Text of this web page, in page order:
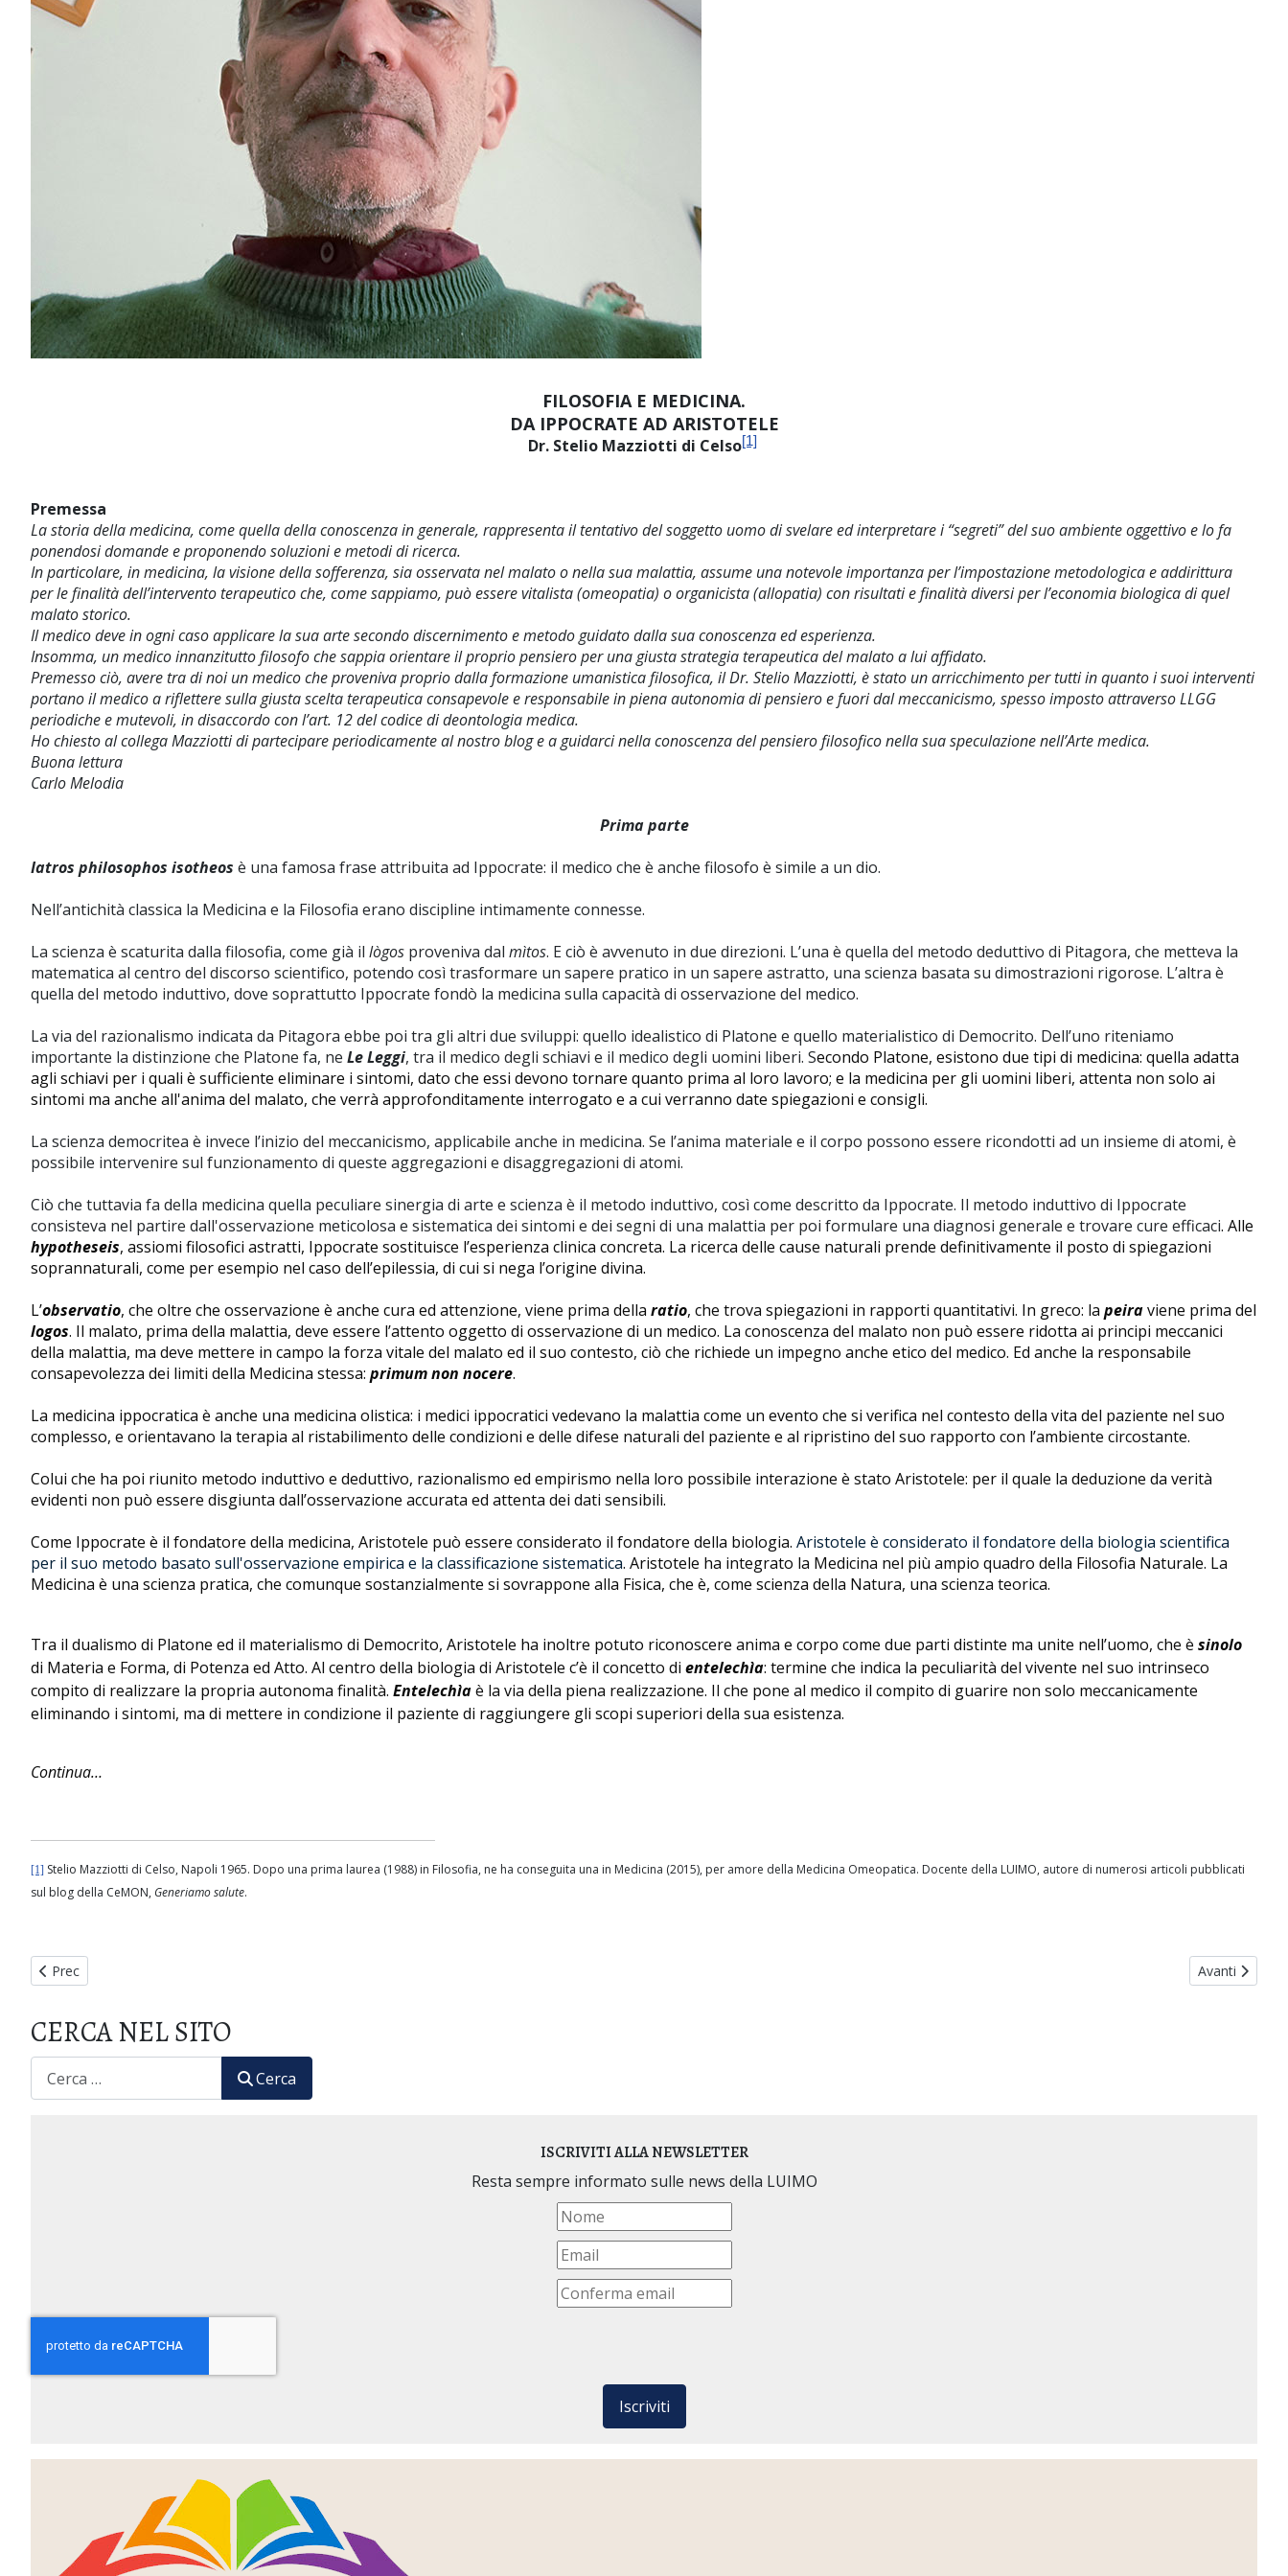
FILOSOFIA E MEDICINA.
DA IPPOCRATE AD ARISTOTELE
Dr. Stelio Mazziotti di Celso[1]
Premessa
La storia della medicina, come quella della conoscenza in generale, rappresenta il tentativo del soggetto uomo di svelare ed interpretare i “segreti” del suo ambiente oggettivo e lo fa
ponendosi domande e proponendo soluzioni e metodi di ricerca.
In particolare, in medicina, la visione della sofferenza, sia osservata nel malato o nella sua malattia, assume una notevole importanza per l’impostazione metodologica e addirittura
per le finalità dell’intervento terapeutico che, come sappiamo, può essere vitalista (omeopatia) o organicista (allopatia) con risultati e finalità diversi per l’economia biologica di quel
malato storico.
Il medico deve in ogni caso applicare la sua arte secondo discernimento e metodo guidato dalla sua conoscenza ed esperienza.
Insomma, un medico innanzitutto filosofo che sappia orientare il proprio pensiero per una giusta strategia terapeutica del malato a lui affidato.
Premesso ciò, avere tra di noi un medico che proveniva proprio dalla formazione umanistica filosofica, il Dr. Stelio Mazziotti, è stato un arricchimento per tutti in quanto i suoi interventi
portano il medico a riflettere sulla giusta scelta terapeutica consapevole e responsabile in piena autonomia di pensiero e fuori dal meccanicismo, spesso imposto attraverso LLGG
periodiche e mutevoli, in disaccordo con l’art. 12 del codice di deontologia medica.
Ho chiesto al collega Mazziotti di partecipare periodicamente al nostro blog e a guidarci nella conoscenza del pensiero filosofico nella sua speculazione nell’Arte medica.
Buona lettura
Carlo Melodia
Prima parte
Iatros philosophos isotheos è una famosa frase attribuita ad Ippocrate: il medico che è anche filosofo è simile a un dio.
Nell’antichità classica la Medicina e la Filosofia erano discipline intimamente connesse.
La scienza è scaturita dalla filosofia, come già il lògos proveniva dal mìtos. E ciò è avvenuto in due direzioni. L’una è quella del metodo deduttivo di Pitagora, che metteva la
matematica al centro del discorso scientifico, potendo così trasformare un sapere pratico in un sapere astratto, una scienza basata su dimostrazioni rigorose. L’altra è
quella del metodo induttivo, dove soprattutto Ippocrate fondò la medicina sulla capacità di osservazione del medico.
La via del razionalismo indicata da Pitagora ebbe poi tra gli altri due sviluppi: quello idealistico di Platone e quello materialistico di Democrito. Dell’uno riteniamo
importante la distinzione che Platone fa, ne Le Leggi, tra il medico degli schiavi e il medico degli uomini liberi. Secondo Platone, esistono due tipi di medicina: quella adatta
agli schiavi per i quali è sufficiente eliminare i sintomi, dato che essi devono tornare quanto prima al loro lavoro; e la medicina per gli uomini liberi, attenta non solo ai
sintomi ma anche all'anima del malato, che verrà approfonditamente interrogato e a cui verranno date spiegazioni e consigli.
La scienza democritea è invece l’inizio del meccanicismo, applicabile anche in medicina. Se l’anima materiale e il corpo possono essere ricondotti ad un insieme di atomi, è
possibile intervenire sul funzionamento di queste aggregazioni e disaggregazioni di atomi.
Ciò che tuttavia fa della medicina quella peculiare sinergia di arte e scienza è il metodo induttivo, così come descritto da Ippocrate. Il metodo induttivo di Ippocrate
consisteva nel partire dall'osservazione meticolosa e sistematica dei sintomi e dei segni di una malattia per poi formulare una diagnosi generale e trovare cure efficaci. Alle
hypotheseis, assiomi filosofici astratti, Ippocrate sostituisce l’esperienza clinica concreta. La ricerca delle cause naturali prende definitivamente il posto di spiegazioni
soprannaturali, come per esempio nel caso dell’epilessia, di cui si nega l’origine divina.
L’observatio, che oltre che osservazione è anche cura ed attenzione, viene prima della ratio, che trova spiegazioni in rapporti quantitativi. In greco: la peiraviene prima del
logos. Il malato, prima della malattia, deve essere l’attento oggetto di osservazione di un medico. La conoscenza del malato non può essere ridotta ai principi meccanici
della malattia, ma deve mettere in campo la forza vitale del malato ed il suo contesto, ciò che richiede un impegno anche etico del medico. Ed anche la responsabile
consapevolezza dei limiti della Medicina stessa: primum non nocere.
La medicina ippocratica è anche una medicina olistica: i medici ippocratici vedevano la malattia come un evento che si verifica nel contesto della vita del paziente nel suo
complesso, e orientavano la terapia al ristabilimento delle condizioni e delle difese naturali del paziente e al ripristino del suo rapporto con l’ambiente circostante.
Colui che ha poi riunito metodo induttivo e deduttivo, razionalismo ed empirismo nella loro possibile interazione è stato Aristotele: per il quale la deduzione da verità
evidenti non può essere disgiunta dall’osservazione accurata ed attenta dei dati sensibili.
Come Ippocrate è il fondatore della medicina, Aristotele può essere considerato il fondatore della biologia. Aristotele è considerato il fondatore della biologia scientifica
per il suo metodo basato sull'osservazione empirica e la classificazione sistematica. Aristotele ha integrato la Medicina nel più ampio quadro della Filosofia Naturale. La
Medicina è una scienza pratica, che comunque sostanzialmente si sovrappone alla Fisica, che è, come scienza della Natura, una scienza teorica.
Tra il dualismo di Platone ed il materialismo di Democrito, Aristotele ha inoltre potuto riconoscere anima e corpo come due parti distinte ma unite nell’uomo, che è sinolo
di Materia e Forma, di Potenza ed Atto. Al centro della biologia di Aristotele c’è il concetto di entelechìa: termine che indica la peculiarità del vivente nel suo intrinseco
compito di realizzare la propria autonoma finalità. Entelechìaè la via della piena realizzazione. Il che pone al medico il compito di guarire non solo meccanicamente
eliminando i sintomi, ma di mettere in condizione il paziente di raggiungere gli scopi superiori della sua esistenza.
Continua…
[1] Stelio Mazziotti di Celso, Napoli 1965. Dopo una prima laurea (1988) in Filosofia, ne ha conseguita una in Medicina (2015), per amore della Medicina Omeopatica. Docente della LUIMO, autore di numerosi articoli pubblicati
sul blog della CeMON, Generiamo salute.
Articolo precedente: RIVISTA OMIOPATICA - Archivio Gioacchino Pompili
Prec Articolo
Avanti
CERCA NEL SITO
Cerca
ISCRIVITI ALLA NEWSLETTER
Resta sempre informato sulle news della LUIMO
Iscriviti